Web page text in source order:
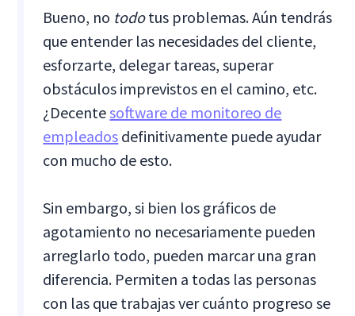
Bueno, no todotus problemas. Aún tendrás
que entender las necesidades del cliente,
esforzarte, delegar tareas, superar
obstáculos imprevistos en el camino, etc.
¿Decentesoftware de monitoreo de
empleados definitivamente puede ayudar
con mucho de esto.
Sin embargo, si bien los gráficos de
agotamiento no necesariamente pueden
arreglarlo todo, pueden marcar una gran
diferencia. Permiten a todas las personas
con las que trabajas ver cuánto progreso se